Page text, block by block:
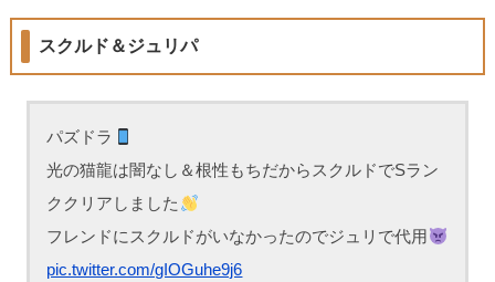
スクルド＆ジュリパ
パズドラ
光の猫龍は闇なし＆根性もちだからスクルドでSラン
ククリアしました
フレンドにスクルドがいなかったのでジュリで代用
pic.twitter.com/gIOGuhe9j6